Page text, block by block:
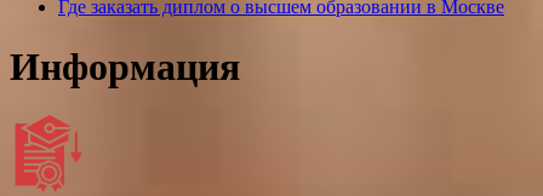
Где заказать диплом о высшем образовании в Москве
Информация